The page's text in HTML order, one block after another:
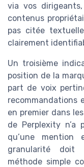
via vos
contenus
pas citée
clairement
Un troisième
position de la
part de voix
recommandations
en premier dans
de Perplexity n’a
qu’une
granularité doit
méthode simple